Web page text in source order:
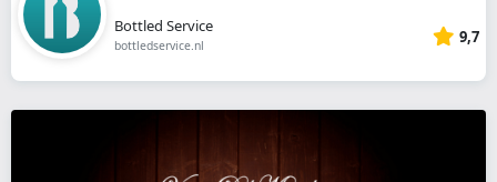
Bottled Service
bottledservice.nl 9,7